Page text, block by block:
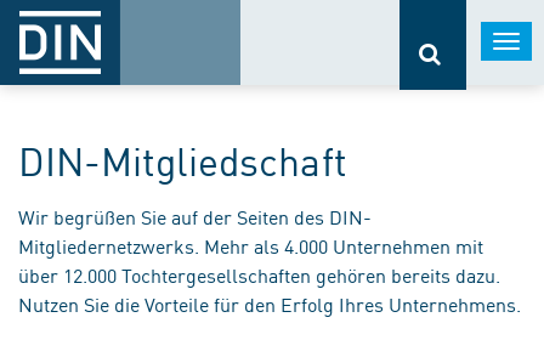
DIN-Mitgliedschaft
Wir begrüßen Sie auf der Seiten des DIN-
Mitgliedernetzwerks. Mehr als 4.000 Unternehmen mit
über 12.000 Tochtergesellschaften gehören bereits dazu.
Nutzen Sie die Vorteile für den Erfolg Ihres Unternehmens.